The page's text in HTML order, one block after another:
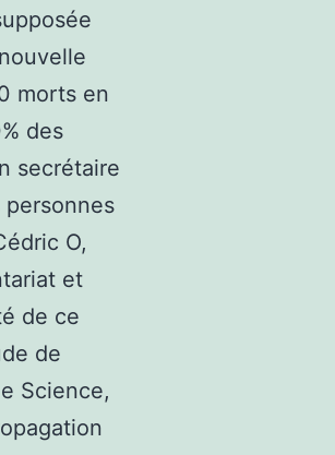
morts en
des
secrétaire
personnes
O,
et
de ce
de
Science,